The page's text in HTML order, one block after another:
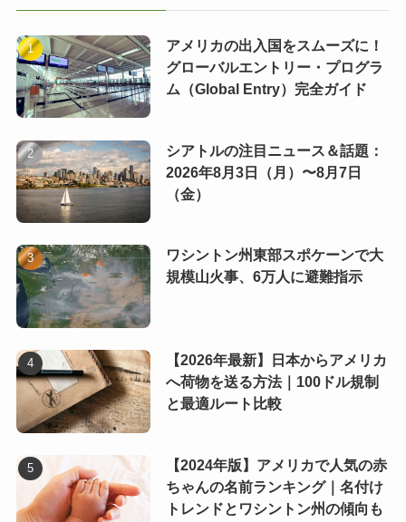
アメリカの出入国をスムーズに！
グローバルエントリー・プログラ
ム（Global Entry）完全ガイド
シアトルの注目ニュース＆話題：
2026年8月3日（月）〜8月7日
（金）
ワシントン州東部スポケーンで大
規模山火事、6万人に避難指示
【2026年最新】日本からアメリカ
へ荷物を送る方法｜100ドル規制
と最適ルート比較
【2024年版】アメリカで人気の赤
ちゃんの名前ランキング｜名付け
トレンドとワシントン州の傾向も